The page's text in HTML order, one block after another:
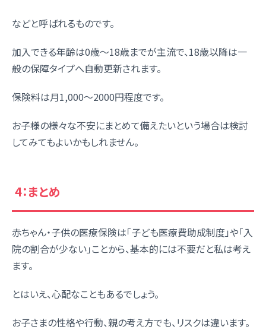
などと呼ばれるものです。
加入できる年齢は0歳～18歳までが主流で、18歳以降は一
般の保障タイプへ自動更新されます。
保険料は月1,000～2000円程度です。
お子様の様々な不安にまとめて備えたいという場合は検討
してみてもよいかもしれません。
4：まとめ
赤ちゃん・子供の医療保険は「子ども医療費助成制度」や「入
院の割合が少ない」ことから、基本的には不要だと私は考え
ます。
とはいえ、心配なこともあるでしょう。
お子さまの性格や行動、親の考え方でも、リスクは違います。